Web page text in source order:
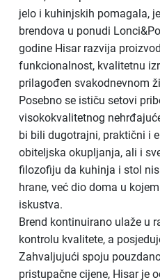
jelo i kuhinjskih pomagala,
brendova u ponudi
godine Hisar razvija
funkcionalnost, kvalitetnu
prilagođen svakodnevnom
Posebno se ističu setovi
visokokvalitetnog
bi bili dugotrajni, praktični i
obiteljska okupljanja, ali i
filozofiju da kuhinja i stol
hrane, već dio doma u
iskustva.
Brend kontinuirano ulaže u
kontrolu kvalitete, a
Zahvaljujući spoju
pristupačne cijene, Hisar je